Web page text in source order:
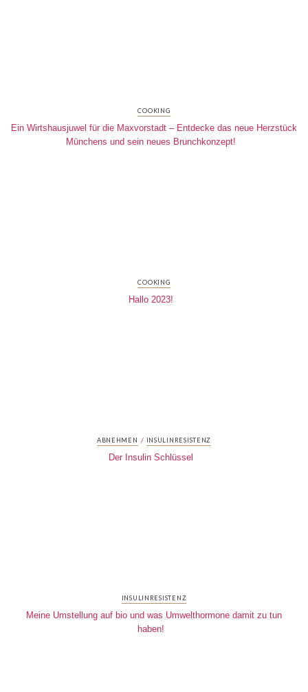
COOKING
Ein Wirtshausjuwel für die Maxvorstadt – Entdecke das neue Herzstück
Münchens und sein neues Brunchkonzept!
COOKING
Hallo 2023!
ABNEHMEN / INSULINRESISTENZ
Der Insulin Schlüssel
INSULINRESISTENZ
Meine Umstellung auf bio und was Umwelthormone damit zu tun
haben!